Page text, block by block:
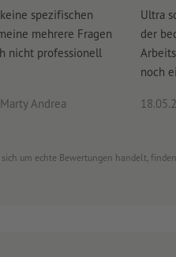
spezifischen
mehrere Fragen
nicht professionell
Andrea
Ultra
der
noch
um echte Bewertungen handelt,